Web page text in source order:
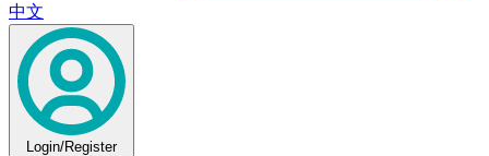
中文
Login/Register